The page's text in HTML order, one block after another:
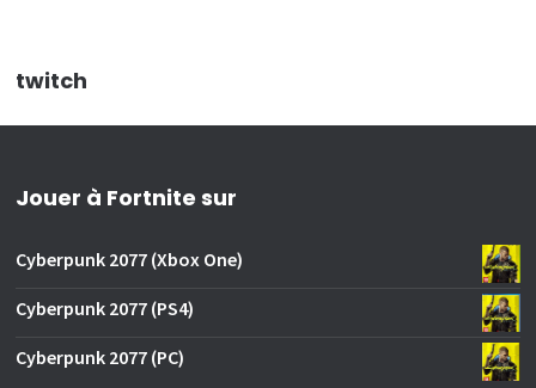
twitch
Jouer à Fortnite sur
Cyberpunk 2077 (Xbox One)
Cyberpunk 2077 (PS4)
Cyberpunk 2077 (PC)